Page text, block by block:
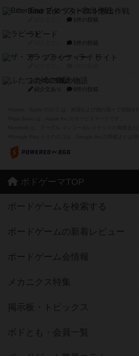
Bitter End ブタペスト救出作戦
1件の投稿
ラピード
1件の投稿
ザ・フラッフィー・ライト
ふたつの城の物語
紹介文あり 6件の投稿
ボドゲーマTOP
ボードゲームを検索する
ボードゲームの新着レビュー
ボードゲーム会情報
メカニクス特集
掲示板・トピックス
ボドとも・会員一覧